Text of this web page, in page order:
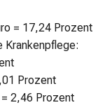
= 17,24 Prozent
Krankenpflege:
Prozent
2,46 Prozent